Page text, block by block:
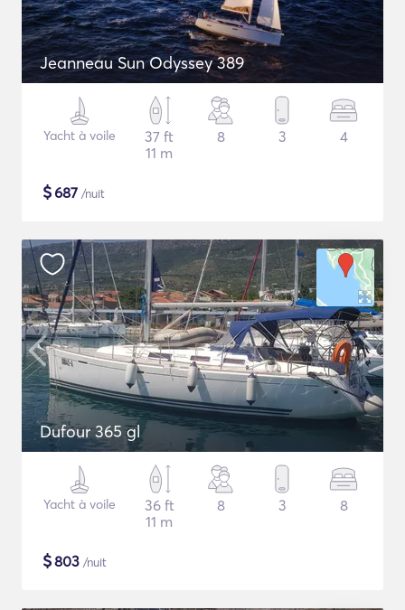
Jeanneau Sun Odyssey 389
Yacht à voile
37 ft
11 m
8 3 4
$687 /nuit
Dufour 365 gl
Yacht à voile
36 ft
11 m
8 3 8
$803 /nuit